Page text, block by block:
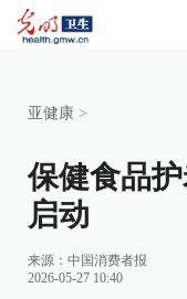
亚健康 >
保健食品
启动
来源： 中国消费者报
2026-05-27 10:40